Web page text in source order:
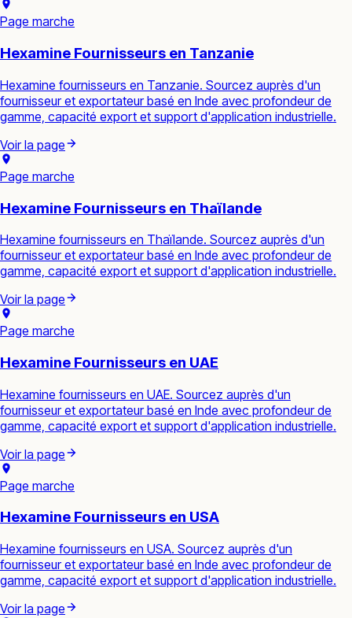
Page marche
Hexamine Fournisseurs en Tanzanie
Hexamine fournisseurs en Tanzanie. Sourcez auprès d'un
fournisseur et exportateur basé en Inde avec profondeur de
gamme, capacité export et support d'application industrielle.
Voir la page
Page marche
Hexamine Fournisseurs en Thaïlande
Hexamine fournisseurs en Thaïlande. Sourcez auprès d'un
fournisseur et exportateur basé en Inde avec profondeur de
gamme, capacité export et support d'application industrielle.
Voir la page
Page marche
Hexamine Fournisseurs en UAE
Hexamine fournisseurs en UAE. Sourcez auprès d'un
fournisseur et exportateur basé en Inde avec profondeur de
gamme, capacité export et support d'application industrielle.
Voir la page
Page marche
Hexamine Fournisseurs en USA
Hexamine fournisseurs en USA. Sourcez auprès d'un
fournisseur et exportateur basé en Inde avec profondeur de
gamme, capacité export et support d'application industrielle.
Voir la page